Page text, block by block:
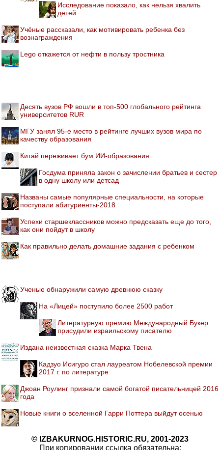
Исследование показало, как нельзя хвалить
детей
Учёные рассказали, как мотивировать ребенка без
вознаграждения
Lego откажется от нефти в пользу тростника
Десять вузов РФ вошли в топ-500 глобального рейтинга
университетов RUR
МГУ занял 95-е место в рейтинге лучших вузов мира по
качеству образования
Китай переживает бум ИИ-образования
Госдума приняла закон о зачислении братьев и сестер
в одну школу или детсад
Названы самые популярные специальности, на которые
поступали абитуриенты-2018
Успехи старшеклассников можно предсказать еще до того,
как они пойдут в школу
Как правильно делать домашние задания с ребенком
Ученые обнаружили самую древнюю сказку
На «Лицей» поступило более 2500 работ
Литературную премию Международный Букер
присудили израильскому писателю
Издана неизвестная сказка Марка Твена
Кадзуо Исигуро стал лауреатом Нобелевской премии
2017 г. по литературе
Джоан Роулинг признали самой богатой писательницей 2016
года
Новые книги о вселенной Гарри Поттера выйдут осенью
© IZBAKURNOG.HISTORIC.RU, 2001-2023
При копировании ссылка обязательна: